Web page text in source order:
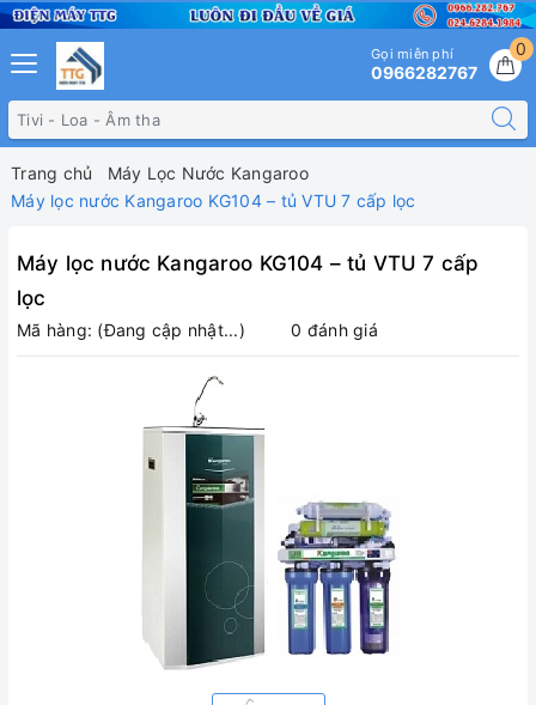
0
Gọi miễn phí
0966282767
Trang chủ
Máy Lọc Nước Kangaroo
Máy lọc nước Kangaroo KG104 – tủ VTU 7 cấp lọc
Máy lọc nước Kangaroo KG104 – tủ VTU 7 cấp
lọc
Mã hàng: (Đang cập nhật...) 0 đánh giá